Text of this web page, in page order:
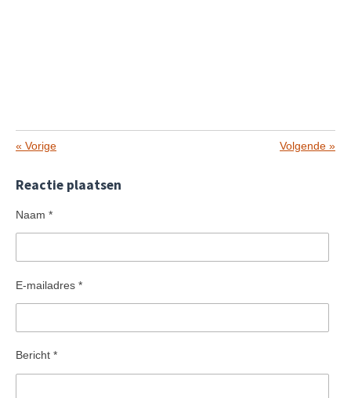
« Vorige Volgende »
Reactie plaatsen
Naam *
E-mailadres *
Bericht *